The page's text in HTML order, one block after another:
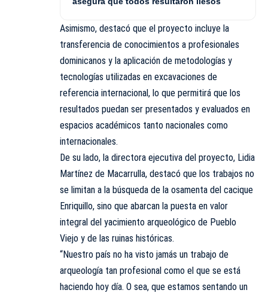
Asimismo, destacó que el proyecto incluye la
transferencia de conocimientos a profesionales
dominicanos y la aplicación de metodologías y
tecnologías utilizadas en excavaciones de
referencia internacional, lo que permitirá que los
resultados puedan ser presentados y evaluados en
espacios académicos tanto nacionales como
internacionales.
De su lado, la directora ejecutiva del proyecto, Lidia
Martínez de Macarrulla, destacó que los trabajos no
se limitan a la búsqueda de la osamenta del cacique
Enriquillo, sino que abarcan la puesta en valor
integral del yacimiento arqueológico de Pueblo
Viejo y de las ruinas históricas.
“Nuestro país no ha visto jamás un trabajo de
arqueología tan profesional como el que se está
haciendo hoy día. O sea, que estamos sentando un